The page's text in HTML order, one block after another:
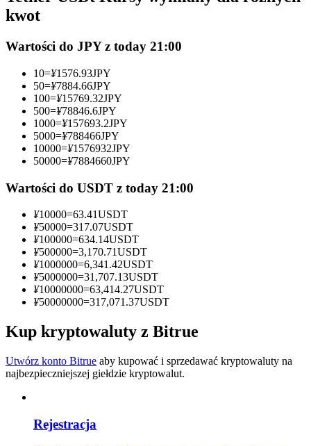
Ciesz się podziałem zysków i prowizjami z kopiowania
transakcji
Informacja
kwot
Wartości do JPY z today 21:00
10=¥1576.93JPY
50=¥7884.66JPY
100=¥15769.32JPY
500=¥78846.6JPY
1000=¥157693.2JPY
5000=¥788466JPY
10000=¥1576932JPY
50000=¥7884660JPY
Wartości do USDT z today 21:00
¥10000=63.41USDT
¥50000=317.07USDT
¥100000=634.14USDT
¥500000=3,170.71USDT
¥1000000=6,341.42USDT
¥5000000=31,707.13USDT
¥10000000=63,414.27USDT
¥50000000=317,071.37USDT
Kup kryptowaluty z Bitrue
Utwórz konto Bitrue aby kupować i sprzedawać kryptowaluty na
najbezpieczniejszej giełdzie kryptowalut.
Rejestracja